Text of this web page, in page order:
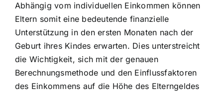
Abhängig vom individuellen Einkommen können
Eltern somit eine bedeutende finanzielle
Unterstützung in den ersten Monaten nach der
Geburt ihres Kindes erwarten. Dies unterstreicht
die Wichtigkeit, sich mit der genauen
Berechnungsmethode und den Einflussfaktoren
des Einkommens auf die Höhe des Elterngeldes